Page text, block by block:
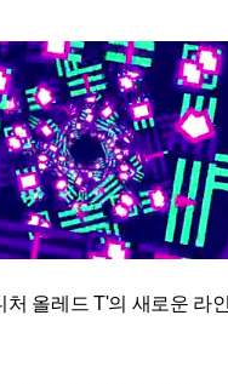
처 올레드 T'의 새로운 라